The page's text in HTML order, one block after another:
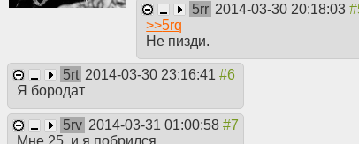
5rr 2014-03-30 20:18:03
>>5rq
Не пизди.
5rt 2014-03-30 23:16:41
Я бородат
5rv 2014-03-31 01:00:58
Мне 25, и я побрился.